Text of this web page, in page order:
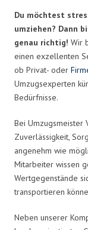
Du möchtest
umziehen? Dann
genau richtig! Wir
einen exzellenten
ob Privat- oder
Umzugsexperten
Bedürfnisse.
Bei Umzugsmeister
Zuverlässigkeit,
angenehm wie
Mitarbeiter wissen
Wertgegenstände
transportieren
Neben unserer